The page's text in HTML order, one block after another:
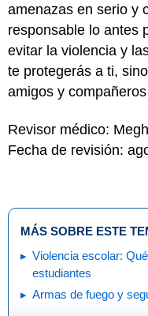
amenazas en serio y
responsable lo antes
evitar la violencia y
te protegerás a ti,
amigos y
Revisor médico:
Fecha de revisión:
MÁS SOBRE ESTE
Violencia escolar:
estudiantes
Armas de fuego y